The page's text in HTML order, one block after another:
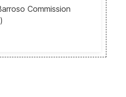
como el 9º gobernador más
Commission